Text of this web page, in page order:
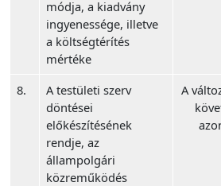
módja, a kiadvány
ingyenessége, illetve
a költségtérítés
mértéke
8.
A testületi szerv
döntései
előkészítésének
rendje, az
állampolgári
közreműködés
A